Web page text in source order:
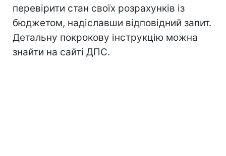
перевірити стан своїх розрахунків із
бюджетом, надіславши відповідний запит.
Детальну покрокову інструкцію можна
знайти на сайті ДПС.